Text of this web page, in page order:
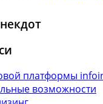
платформы
возможности